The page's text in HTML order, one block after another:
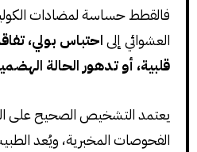
فالقطط حساسة لمضادات
العشوائي إلىاحتباس بولي،
قلبية، أو تدهور الحالة
يعتمد التشخيص الصحيح على
الفحوصات المخبرية، ويُعد